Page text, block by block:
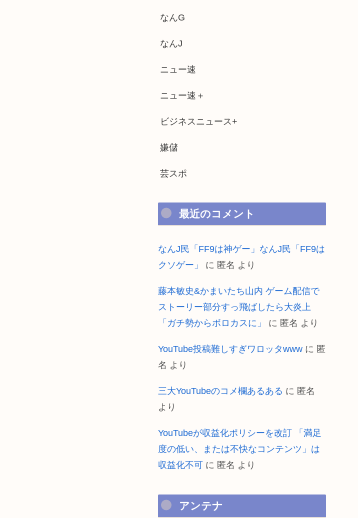
なんG
なんJ
ニュー速
ニュー速＋
ビジネスニュース+
嫌儲
芸スポ
最近のコメント
なんJ民「FF9は神ゲー」なんJ民「FF9は
クソゲー」
に 匿名 より
藤本敏史&かまいたち山内 ゲーム配信で
ストーリー部分すっ飛ばしたら大炎上
「ガチ勢からボロカスに」
に 匿名 より
YouTube投稿難しすぎワロッタwww に 匿
名 より
三大YouTubeのコメ欄あるある に 匿名
より
YouTubeが収益化ポリシーを改訂 「満足
度の低い、または不快なコンテンツ」は
収益化不可 に 匿名 より
アンテナ